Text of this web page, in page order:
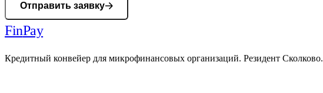
Отправить заявку
FinPay
Кредитный конвейер для микрофинансовых организаций. Резидент Сколково.